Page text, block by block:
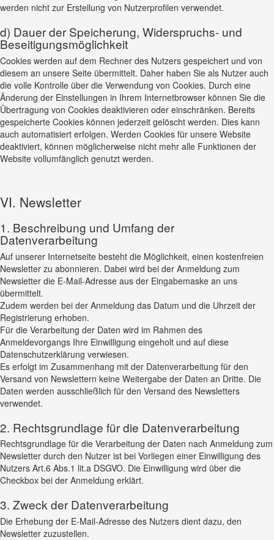
werden nicht zur Erstellung von Nutzerprofilen verwendet.
d) Dauer der Speicherung, Widerspruchs- und
Beseitigungsmöglichkeit
Cookies werden auf dem Rechner des Nutzers gespeichert und von
diesem an unsere Seite übermittelt. Daher haben Sie als Nutzer auch
die volle Kontrolle über die Verwendung von Cookies. Durch eine
Änderung der Einstellungen in Ihrem Internetbrowser können Sie die
Übertragung von Cookies deaktivieren oder einschränken. Bereits
gespeicherte Cookies können jederzeit gelöscht werden. Dies kann
auch automatisiert erfolgen. Werden Cookies für unsere Website
deaktiviert, können möglicherweise nicht mehr alle Funktionen der
Website vollumfänglich genutzt werden.
VI. Newsletter
1. Beschreibung und Umfang der
Datenverarbeitung
Auf unserer Internetseite besteht die Möglichkeit, einen kostenfreien
Newsletter zu abonnieren. Dabei wird bei der Anmeldung zum
Newsletter die E-Mail-Adresse aus der Eingabemaske an uns
übermittelt.
Zudem werden bei der Anmeldung das Datum und die Uhrzeit der
Registrierung erhoben.
Für die Verarbeitung der Daten wird im Rahmen des
Anmeldevorgangs Ihre Einwilligung eingeholt und auf diese
Datenschutzerklärung verwiesen.
Es erfolgt im Zusammenhang mit der Datenverarbeitung für den
Versand von Newslettern keine Weitergabe der Daten an Dritte. Die
Daten werden ausschließlich für den Versand des Newsletters
verwendet.
2. Rechtsgrundlage für die Datenverarbeitung
Rechtsgrundlage für die Verarbeitung der Daten nach Anmeldung zum
Newsletter durch den Nutzer ist bei Vorliegen einer Einwilligung des
Nutzers Art.6 Abs.1 lit.a DSGVO. Die Einwilligung wird über die
Checkbox bei der Anmeldung erklärt.
3. Zweck der Datenverarbeitung
Die Erhebung der E-Mail-Adresse des Nutzers dient dazu, den
Newsletter zuzustellen.